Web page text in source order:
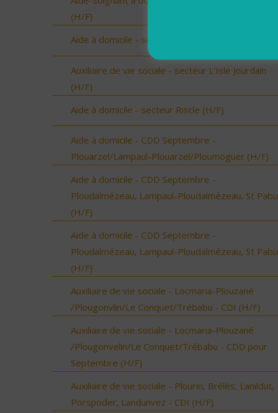
(H/F)
Aide à domicile - secteur Beaumarchès (H/F)
Auxiliaire de vie sociale - secteur L'Isle Jourdain
(H/F)
Aide à domicile - secteur Riscle (H/F)
Aide à domicile - CDD Septembre -
Plouarzel/Lampaul-Plouarzel/Ploumoguer (H/F)
Aide à domicile - CDD Septembre -
Ploudalmézeau, Lampaul-Ploudalmézeau, St Pabu
(H/F)
Aide à domicile - CDD Septembre -
Ploudalmézeau, Lampaul-Ploudalmézeau, St Pabu
(H/F)
Auxiliaire de vie sociale - Locmaria-Plouzané
/Plougonvlin/Le Conquet/Trébabu - CDI (H/F)
Auxiliaire de vie sociale - Locmaria-Plouzané
/Plougonvelin/Le Conquet/Trébabu - CDD pour
Septembre (H/F)
Auxiliaire de vie sociale - Plourin, Brélès, Lanildut,
Porspoder, Landunvez - CDI (H/F)